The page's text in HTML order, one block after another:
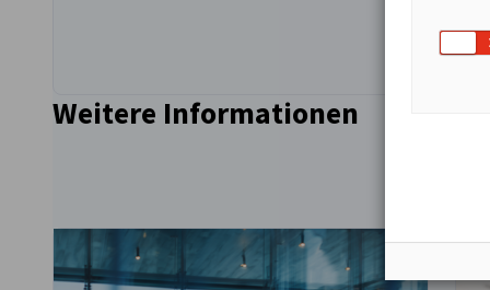
Weitere Informationen